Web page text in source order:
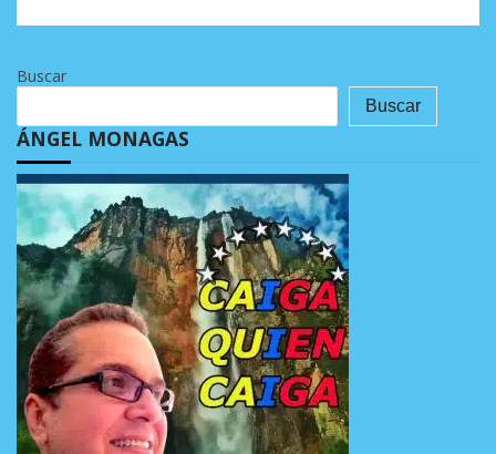
Buscar
Buscar
ÁNGEL MONAGAS